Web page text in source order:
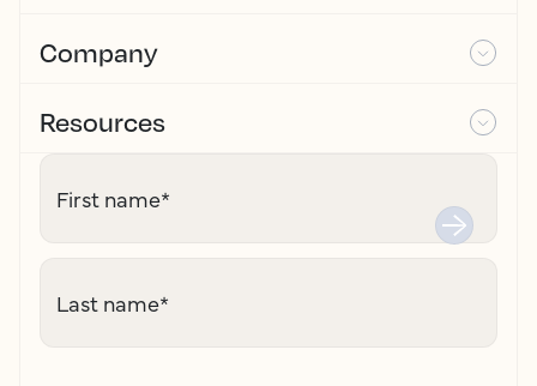
Company
Resources
First name*
Last name*